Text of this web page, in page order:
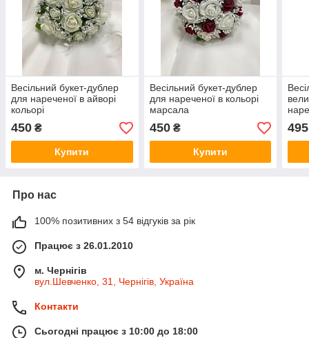
Весільний букет-дублер
для нареченої в айворі
кольорі
450 ₴
Купити
Весільний букет-дублер
для нареченої в кольорі
марсала
450₴
Купити
495
Про нас
100% позитивних з 54 відгуків за рік
Працює з 26.01.2010
м. Чернігів
вул.Шевченко, 31, Чернігів, Україна
Контакти
Сьогодні працює з 10:00 до 18:00